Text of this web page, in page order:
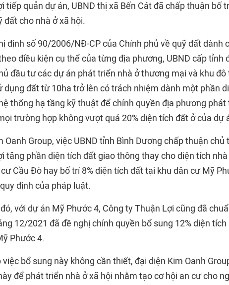
tiếp quản dự án, UBND thị xã Bến Cát đã chấp thuận bố
đất cho nhà ở xã hội.
định số 90/2006/NĐ-CP của Chính phủ về quỹ đất dành
điều kiện cụ thể của từng địa phương, UBND cấp tỉnh
đầu tư các dự án phát triển nhà ở thương mại và khu
dụng đất từ 10ha trở lên có trách nhiệm dành một phần
thống hạ tầng kỹ thuật để chính quyền địa phương phát
trường hợp không vượt quá 20% diện tích đất ở của dự
Oanh Group, việc UBND tỉnh Bình Dương chấp thuận chủ
tăng phần diện tích đất giao thông thay cho diện tích
Cầu Đò hay bố trí 8% diện tích đất tại khu dân cư Mỹ
định của pháp luật.
với dự án Mỹ Phước 4, Công ty Thuận Lợi cũng đã
12/2021 đã đề nghị chính quyền bổ sung 12% diện tích
Phước 4.
bổ sung này không cần thiết, đại diện Kim Oanh
để phát triển nhà ở xã hội nhằm tạo cơ hội an cư cho